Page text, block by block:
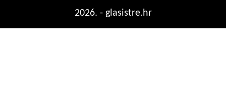
2026. - glasistre.hr